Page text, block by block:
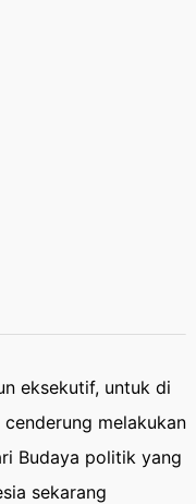
eksekutif, untuk di
melakukan
Budaya politik yang
sekarang